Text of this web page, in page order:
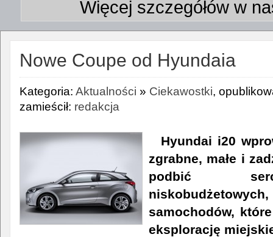
Więcej szczegółów w
Nowe Coupe od Hyundaia
Kategoria: Aktualności » Ciekawostki,
zamieścił: redakcja
Hyundai i20
zgrabne, małe i
podbić
samochodów,
eksplorację